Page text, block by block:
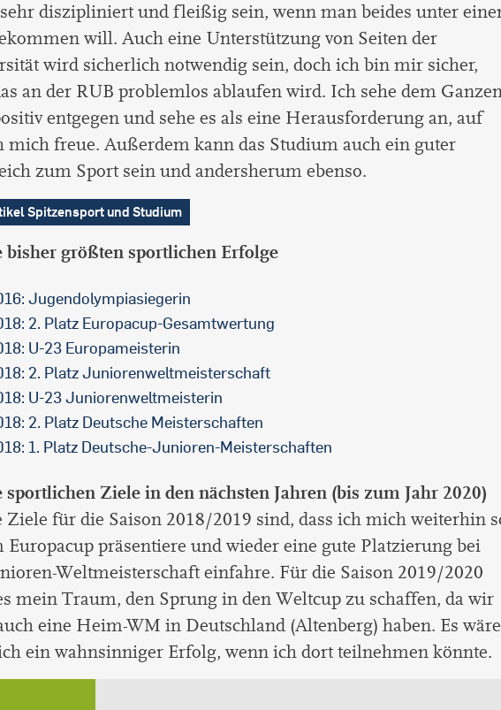
diszipliniert und fleißig sein, wenn man beides unter
will. Auch eine Unterstützung von Seiten der
wird sicherlich notwendig sein, doch ich bin mir sicher,
an der RUB problemlos ablaufen wird. Ich sehe dem Ganzen
entgegen und sehe es als eine Herausforderung an, auf
mich freue. Außerdem kann das Studium auch ein guter
zum Sport sein und andersherum ebenso.
Spitzensport und Studium
bisher größten sportlichen Erfolge
Jugendolympiasiegerin
2. Platz Europacup-Gesamtwertung
U-23 Europameisterin
2. Platz Juniorenweltmeisterschaft
U-23 Juniorenweltmeisterin
2. Platz Deutsche Meisterschaften
1. Platz Deutsche-Junioren-Meisterschaften
sportlichen Ziele in den nächsten Jahren (bis zum Jahr 2020)
Ziele für die Saison 2018/2019 sind, dass ich mich weiterhin
Europacup präsentiere und wieder eine gute Platzierung bei
Weltmeisterschaft einfahre. Für die Saison 2019/2020
mein Traum, den Sprung in den Weltcup zu schaffen, da wir
eine Heim-WM in Deutschland (Altenberg) haben. Es wäre
ein wahnsinniger Erfolg, wenn ich dort teilnehmen könnte.